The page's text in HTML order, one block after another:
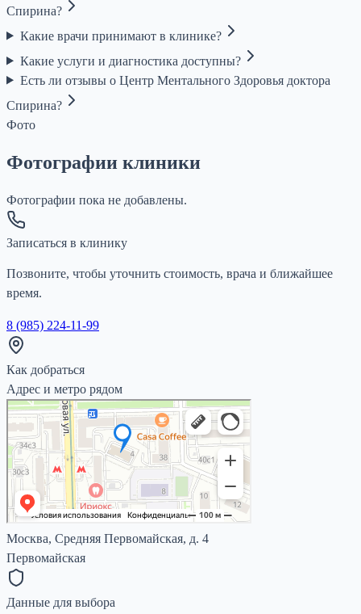
Спирина?
Какие врачи принимают в клинике?
Какие услуги и диагностика доступны?
Есть ли отзывы о Центр Ментального Здоровья доктора
Спирина?
Фото
Фотографии клиники
Фотографии пока не добавлены.
Записаться в клинику
Позвоните, чтобы уточнить стоимость, врача и ближайшее
время.
8 (985) 224-11-99
Как добраться
Адрес и метро рядом
Москва, Средняя Первомайская, д. 4
Первомайская
Данные для выбора